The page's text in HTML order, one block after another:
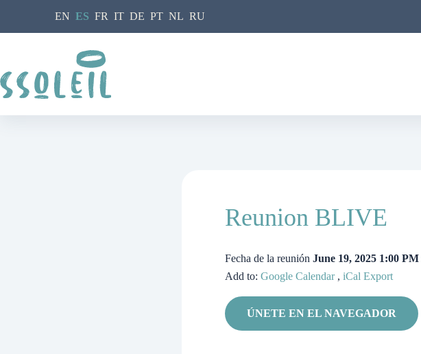
EN ES FR IT DE PT NL RU
Reunion BLIVE
Fecha de la reunión June 19, 2025 1:00 PM
Add to: Google Calendar, iCal Export
ÚNETE EN EL NAVEGADOR